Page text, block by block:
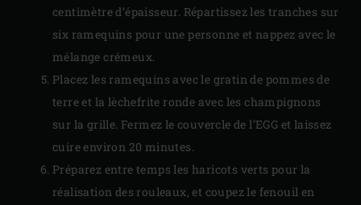
centimètre d’épaisseur. Répartissez les tranches sur
six ramequins pour une personne et nappez avec le
mélange crémeux.
Placez les ramequins avec le gratin de pommes de
terre et la lèchefrite ronde avec les champignons
sur la grille. Fermez le couvercle de l’EGG et laissez
cuire environ 20 minutes.
Préparez entre temps les haricots verts pour la
réalisation des rouleaux, et coupez le fenouil en